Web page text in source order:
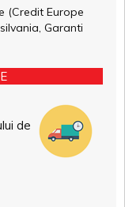
(Credit Europe
Garanti
de